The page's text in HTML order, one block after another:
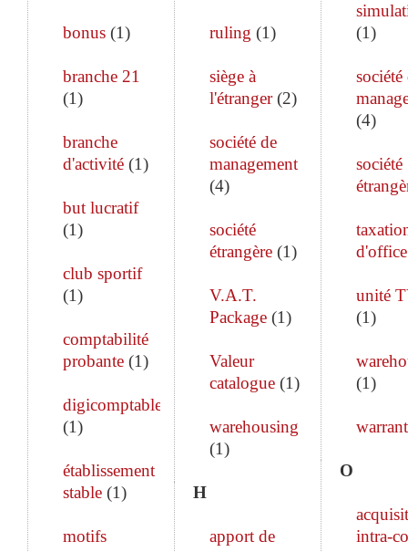
bonus (1)
branche 21
(1)
branche
d'activité (1)
but lucratif
(1)
club sportif
(1)
comptabilité
probante (1)
digicomptable
(1)
établissement
stable (1)
motifs
ruling (1)
siège à
l'étranger(2)
société de
management
(4)
société
étrangère(1)
V.A.T.
Package(1)
Valeur
catalogue(1)
warehousing
(1)
H
apport de
(1)
société
(4)
société
d'office
unité
(1)
(1)
warrant
O
intra-